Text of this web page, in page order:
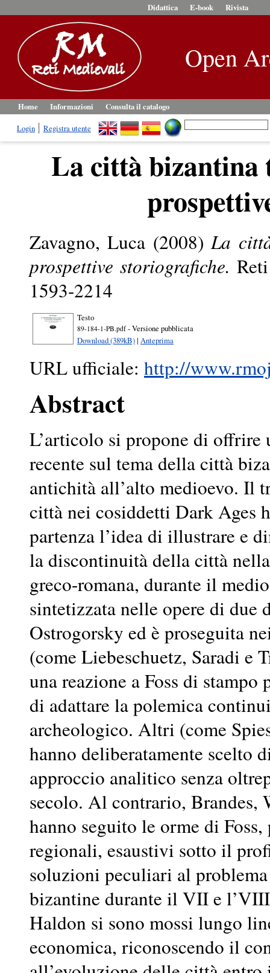
Didattica E-book Rivista
Open
Home Informazioni
Consulta il catalogo
Login
Registra utente
La città bizantina
Zavagno, Luca (2008)La
prospettive storiografiche.
1593-2214
Testo
89-184-1-PB.pdf- Versione pubblicata
Download (389kB)| Anteprima
URL ufficiale: http://
Abstract
L’articolo si propone di
recente sul tema della città
antichità all’alto medioevo. Il
città nei cosiddetti Dark Ages
partenza l’idea di illustrare e
la discontinuità della città
greco-romana, durante il
sintetizzata nelle opere di
Ostrogorsky ed è proseguita
(come Liebeschuetz, Saradi e
una reazione a Foss di stampo
di adattare la polemica
archeologico. Altri (come
hanno deliberatamente scelto
approccio analitico senza
secolo. Al contrario, Brandes,
hanno seguito le orme di
regionali, esaustivi sotto il
soluzioni peculiari al
bizantine durante il VII e
Haldon si sono mossi lungo
economica, riconoscendo il